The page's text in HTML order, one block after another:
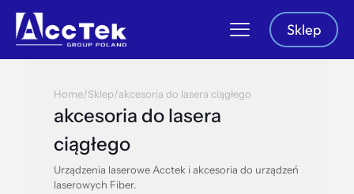
Sklep
Home/Sklep/akcesoria do lasera ciągłego
akcesoria do lasera
ciągłego
Urządzenia laserowe Acctek i akcesoria do urządzeń
laserowych Fiber.